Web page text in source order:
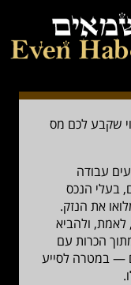
שקבע לכם מס
עבודה
בעלי הנכס
את הנזק.
לאמת, ולהביא
הכרות עם
— במטרה לסייע